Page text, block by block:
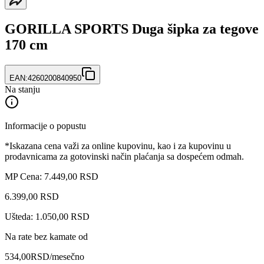
GORILLA SPORTS Duga šipka za tegove
170 cm
EAN:4260200840950
Na stanju
Informacije o popustu
*Iskazana cena važi za online kupovinu, kao i za kupovinu u
prodavnicama za gotovinski način plaćanja sa dospećem odmah.
MP Cena: 7.449,00 RSD
6.399,00 RSD
Ušteda: 1.050,00 RSD
Na rate bez kamate od
534,00RSD/mesečno